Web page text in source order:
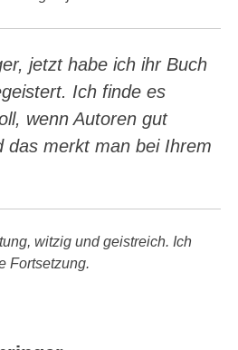
jetzt habe ich ihr Buch
Ich finde es
wenn Autoren gut
das merkt man bei Ihrem
witzig und geistreich. Ich
Fortsetzung.